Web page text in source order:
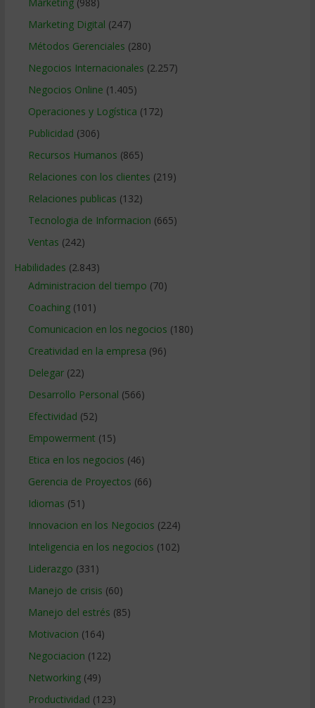
Marketing Digital (247)
Métodos Gerenciales (280)
Negocios Internacionales (2.257)
Negocios Online (1.405)
Operaciones y Logística (172)
Publicidad (306)
Recursos Humanos (865)
Relaciones con los clientes (219)
Relaciones publicas (132)
Tecnologia de Informacion (665)
Ventas (242)
Habilidades (2.843)
Administracion del tiempo (70)
Coaching(101)
Comunicacion en los negocios (180)
Creatividad en la empresa (96)
Delegar(22)
Desarrollo Personal (566)
Efectividad (52)
Empowerment (15)
Etica en los negocios (46)
Gerencia de Proyectos (66)
Idiomas (51)
Innovacion en los Negocios (224)
Inteligencia en los negocios (102)
Liderazgo (331)
Manejo de crisis (60)
Manejo del estrés (85)
Motivacion (164)
Negociacion (122)
Networking(49)
Productividad (123)